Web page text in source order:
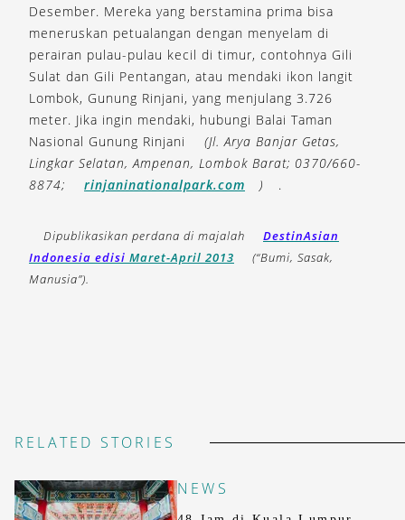
Desember. Mereka yang berstamina prima bisa
meneruskan petualangan dengan menyelam di
perairan pulau-pulau kecil di timur, contohnya Gili
Sulat dan Gili Pentangan, atau mendaki ikon langit
Lombok, Gunung Rinjani, yang menjulang 3.726
meter. Jika ingin mendaki, hubungi Balai Taman
Nasional Gunung Rinjani
(Jl. Arya Banjar Getas,
Lingkar Selatan, Ampenan, Lombok Barat; 0370/660-
8874;
rinjaninationalpark.com ) .
Dipublikasikan perdana di majalah
DestinAsian
Indonesia edisi Maret-April 2013
(“Bumi, Sasak,
Manusia”).
RELATED STORIES
NEWS